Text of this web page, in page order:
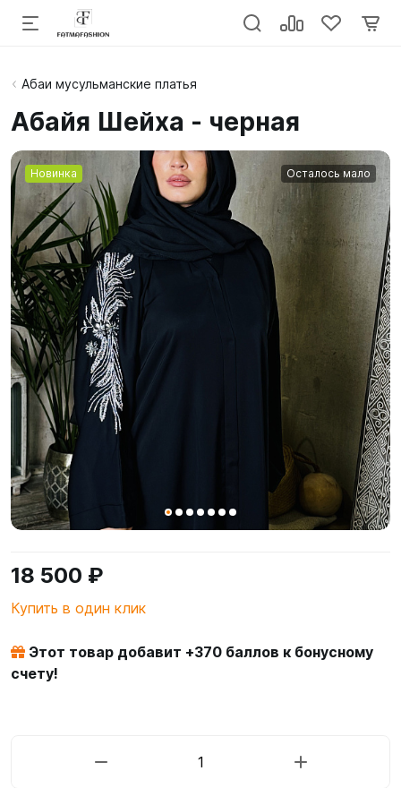
Абаи мусульманские платья
Абайя Шейха - черная
Новинка Осталось мало
18 500 ₽
Купить в один клик
Этот товар добавит +370 баллов к бонусному
счету!